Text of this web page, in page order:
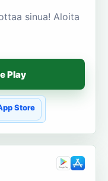
sinua! Aloita
Play
Store